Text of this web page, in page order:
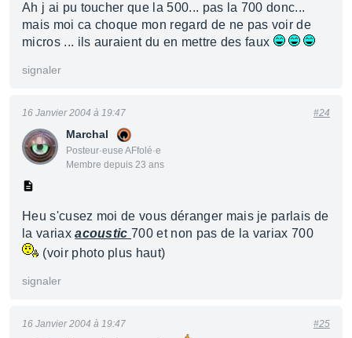
Ah j ai pu toucher que la 500... pas la 700 donc...
mais moi ca choque mon regard de ne pas voir de
micros ... ils auraient du en mettre des faux
signaler
Marchal
Posteur·euse AFfolé·e
Membre depuis 23 ans
16 Janvier 2004 à 19:47 #24
Heu s'cusez moi de vous déranger mais je parlais de
la variaxacoustic700 et non pas de la variax 700
(voir photo plus haut)
signaler
16 Janvier 2004 à 19:47 #25